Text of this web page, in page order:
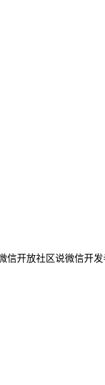
微信开放社区说微信